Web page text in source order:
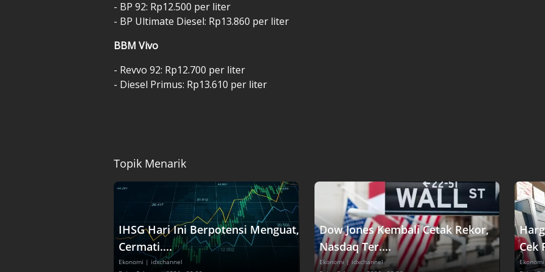
- BP 92: Rp12.500 per liter
- BP Ultimate Diesel: Rp13.860 per liter
BBM Vivo
- Revvo 92: Rp12.700 per liter
- Diesel Primus: Rp13.610 per liter
Topik Menarik
IHSG Hari Ini Berpotensi Menguat,
Cermati....
Ekonomi | idxchannel
Dow Jones Kembali Cetak Rekor,
Nasdaq Ter....
Ekonomi | idxchannel
Cek
Ekonomi